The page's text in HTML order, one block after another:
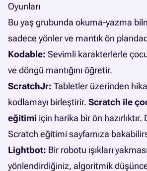
Oyunları
Bu yaş grubunda okuma-yazma
sadece yönler ve mantık ön
Kodable: Sevimli karakterlerle
ve döngü mantığını öğretir.
ScratchJr: Tabletler üzerinden
kodlamayı birleştirir. Scratch ile
eğitimi için harika bir ön hazırlıktır.
Scratch eğitimisayfamıza
Lightbot: Bir robotu ışıkları
yönlendirdiğiniz, algoritmik